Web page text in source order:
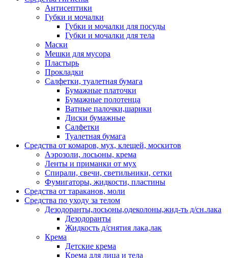
Антисептики
Губки и мочалки
Губки и мочалки для посуды
Губки и мочалки для тела
Маски
Мешки для мусора
Пластырь
Прокладки
Салфетки, туалетная бумага
Бумажные платочки
Бумажные полотенца
Ватные палочки,шарики
Диски бумажные
Салфетки
Туалетная бумага
Средства от комаров, мух, клещей, москитов
Аэрозоли, лосьоны, крема
Ленты и приманки от мух
Спирали, свечи, светильники, сетки
Фумигаторы, жидкости, пластины
Средства от тараканов, моли
Средства по уходу за телом
Дезодоранты,лосьоны,одеколоны,жид-ть д/сн.лака
Дезодоранты
Жидкость д/снятия лака,лак
Крема
Детские крема
Крема для лица и тела